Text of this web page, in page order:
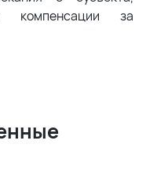
компенсации за